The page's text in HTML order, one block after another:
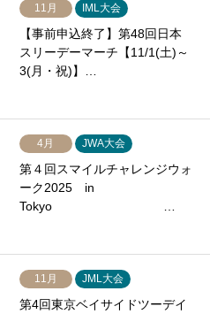
11月 IML大会
【事前申込終了】第48回日本
スリーデーマーチ【11/1(土)～
3(月・祝)】…
4月 JWA大会
第４回スマイルチャレンジウォ
ーク2025 in
Tokyo …
11月 JML大会
第4回東京ベイサイドツーデイ